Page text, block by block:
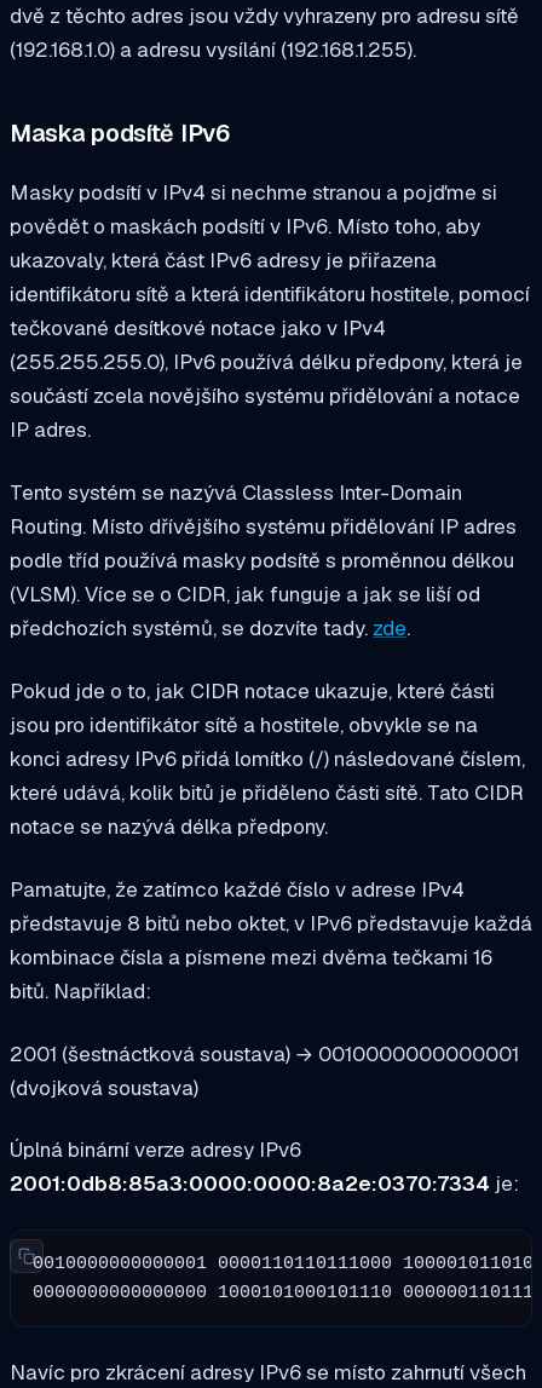
dvě z těchto adres jsou vždy vyhrazeny pro adresu sítě
(192.168.1.0) a adresu vysílání (192.168.1.255).
Maska podsítě IPv6
Masky podsítí v IPv4 si nechme stranou a pojďme si
povědět o maskách podsítí v IPv6. Místo toho, aby
ukazovaly, která část IPv6 adresy je přiřazena
identifikátoru sítě a která identifikátoru hostitele, pomocí
tečkované desítkové notace jako v IPv4
(255.255.255.0), IPv6 používá délku předpony, která je
součástí zcela novějšího systému přidělování a notace
IP adres.
Tento systém se nazývá Classless Inter-Domain
Routing. Místo dřívějšího systému přidělování IP adres
podle tříd používá masky podsítě s proměnnou délkou
(VLSM). Více se o CIDR, jak funguje a jak se liší od
předchozích systémů, se dozvíte tady. zde.
Pokud jde o to, jak CIDR notace ukazuje, které části
jsou pro identifikátor sítě a hostitele, obvykle se na
konci adresy IPv6 přidá lomítko (/) následované číslem,
které udává, kolik bitů je přiděleno části sítě. Tato CIDR
notace se nazývá délka předpony.
Pamatujte, že zatímco každé číslo v adrese IPv4
představuje 8 bitů nebo oktet, v IPv6 představuje každá
kombinace čísla a písmene mezi dvěma tečkami 16
bitů. Například:
2001 (šestnáctková soustava) → 0010000000000001
(dvojková soustava)
Úplná binární verze adresy IPv6
2001:0db8:85a3:0000:0000:8a2e:0370:7334 je:
0010000000000001 0000110110111000
0000000000000000 1000101000101110
Navíc pro zkrácení adresy IPv6 se místo zahrnutí všech